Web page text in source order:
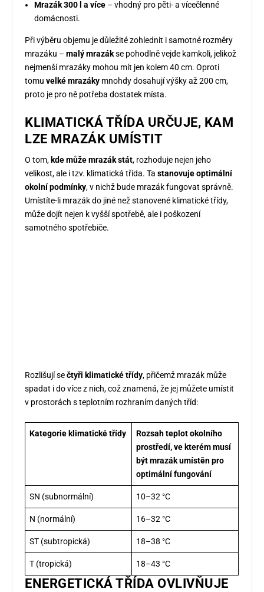
Mrazák 300 l a více – vhodný pro pěti- a vícečlenné
domácnosti.
Při výběru objemu je důležité zohlednit i samotné rozměry
mrazáku –malý mrazákse pohodlně vejde kamkoli, jelikož
nejmenší mrazáky mohou mít jen kolem 40 cm. Oproti
tomuvelké mrazáky mnohdy dosahují výšky až 200 cm,
proto je pro ně potřeba dostatek místa.
KLIMATICKÁ TŘÍDA URČUJE, KAM
LZE MRAZÁK UMÍSTIT
O tom, kde může mrazák stát, rozhoduje nejen jeho
velikost, ale i tzv. klimatická třída. Tastanovuje optimální
okolní podmínky, v nichž bude mrazák fungovat správně.
Umístíte-li mrazák do jiné než stanovené klimatické třídy,
může dojít nejen k vyšší spotřebě, ale i poškození
samotného spotřebiče.
Rozlišují sečtyři klimatické třídy, přičemž mrazák může
spadat i do více z nich, což znamená, že jej můžete umístit
v prostorách s teplotním rozhraním daných tříd:
Kategorie klimatické třídy
Rozsah teplot okolního
prostředí, ve kterém musí
být mrazák umístěn pro
optimální fungování
SN (subnormální) 10–32 °C
N (normální) 16–32 °C
ST (subtropická) 18–38 °C
T (tropická) 18–43 °C
ENERGETICKÁ TŘÍDA OVLIVŇUJE